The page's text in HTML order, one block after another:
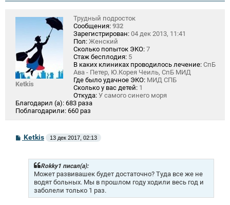
Ketkis
Трудный подросток
Сообщения: 932
Зарегистрирован: 04 дек 2013, 11:41
Пол: Женский
Сколько попыток ЭКО: 7
Стаж бесплодия: 5
В каких клиниках проводилось лечение: СпБ
Ава - Петер, Ю.Корея Чеиль, СпБ МИД
Где было удачное ЭКО: МИД СПБ
Сколько у вас детей: 1
Откуда: У самого синего моря
Благодарил (а): 683 раза
Поблагодарили: 660 раз
СKetkis 13 дек 2017, 02:13
Rokky1 писал(а):
Может развивашек будет достаточно? Туда все же не
водят больных. Мы в прошлом году ходили весь год и
заболели только 1 раз.